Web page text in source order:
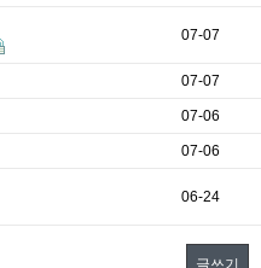
07-07
07-07
07-06
07-06
06-24
글쓰기